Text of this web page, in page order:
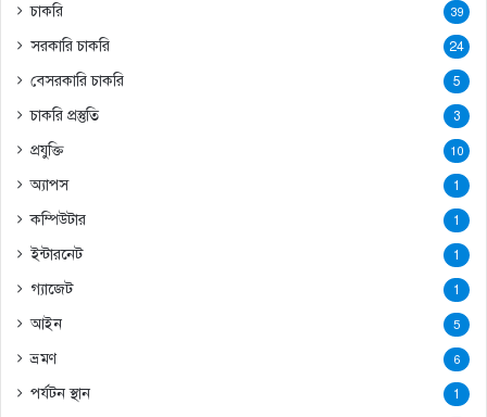
চাকরি 39
সরকারি চাকরি 24
বেসরকারি চাকরি 5
চাকরি প্রস্তুতি 3
প্রযুক্তি 10
অ্যাপস 1
কম্পিউটার 1
ইন্টারনেট 1
গ্যাজেট 1
আইন 5
ভ্রমণ 6
পর্যটন স্থান 1